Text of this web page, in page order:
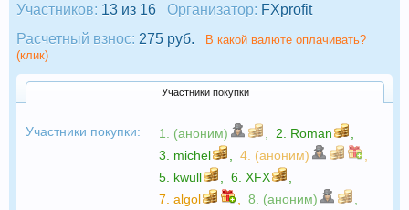
Участников: 13 из 16 Организатор: FXprofit
Расчетный взнос: 275 руб.
В какой валюте оплачивать?
(клик)
Участники покупки
Участники покупки: 1. (аноним) 2. Roman
3. michel 4. (аноним)
5. kwull 6. XFX
7. algol 8. (аноним)